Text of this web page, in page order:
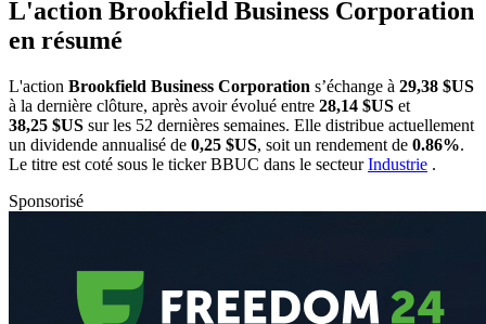
L'action Brookfield Business Corporation
en résumé
L'action Brookfield Business Corporation s’échange à 29,38 $US
à la dernière clôture, après avoir évolué entre 28,14 $US et
38,25 $US sur les 52 dernières semaines. Elle distribue actuellement
un dividende annualisé de 0,25 $US, soit un rendement de 0.86%.
Le titre est coté sous le tickerBBUC dans le secteurIndustrie .
Sponsorisé